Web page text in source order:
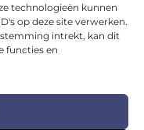
technologieën kunnen
op deze site verwerken.
intrekt, kan dit
functies en
en artikelen
inzichten